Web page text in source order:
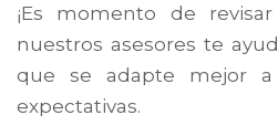
¡Es momento de
nuestros asesores te
que se adapte mejor a
expectativas.